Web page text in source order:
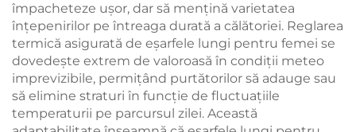
împacheteze ușor, dar să mențină varietatea
înțepenirilor pe întreaga durată a călătoriei. Reglarea
termică asigurată de eşarfele lungi pentru femei se
dovedește extrem de valoroasă în condiții meteo
imprevizibile, permițând purtătorilor să adauge sau
să elimine straturi în funcție de fluctuațiile
temperaturii pe parcursul zilei. Această